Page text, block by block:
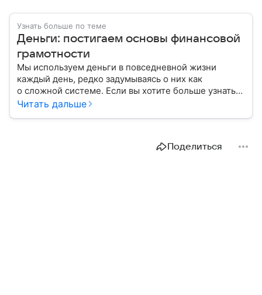
Узнать больше по теме
Деньги: постигаем основы финансовой
грамотности
Мы используем деньги в повседневной жизни
каждый день, редко задумываясь о них как
о сложной системе. Если вы хотите больше узнать
об этом финансовом инструменте и его функциях,
Читать дальше
Поделиться